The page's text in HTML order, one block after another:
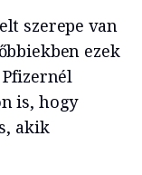
szerepe van
ezek
is, hogy
akik